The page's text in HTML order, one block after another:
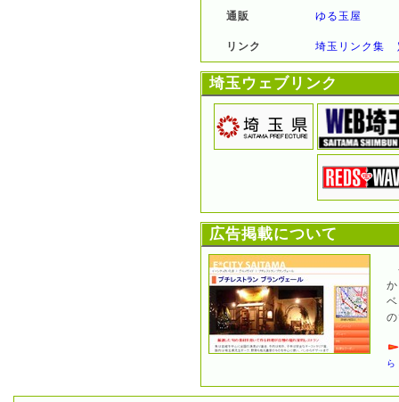
通販 ゆる玉屋
リンク 埼玉リンク集
埼玉ウェブリンク
広告掲載について
ら